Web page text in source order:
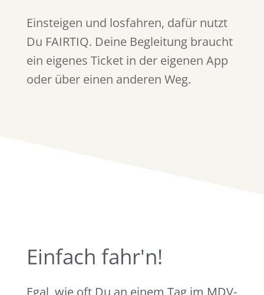
Einsteigen und losfahren, dafür nutzt
Du FAIRTIQ. Deine Begleitung braucht
ein eigenes Ticket in der eigenen App
oder über einen anderen Weg.
Einfach fahr'n!
Egal, wie oft Du an einem Tag im MDV-